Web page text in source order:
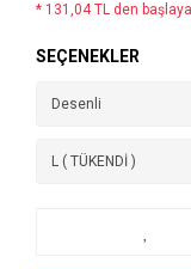
* 131,04 TL den
SEÇENEKLER